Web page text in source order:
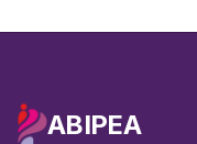
ABIPEA